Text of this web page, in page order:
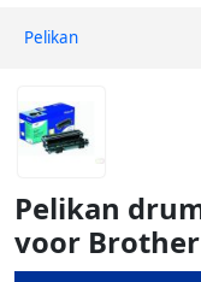
Pelikan
Pelikan
voor Brother